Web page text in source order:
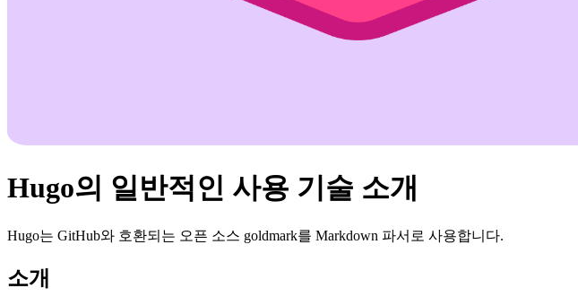
Hugo의 일반적인 사용 기술 소개
Hugo는 GitHub와 호환되는 오픈 소스 goldmark를 Markdown 파서로 사용합니다.
소개